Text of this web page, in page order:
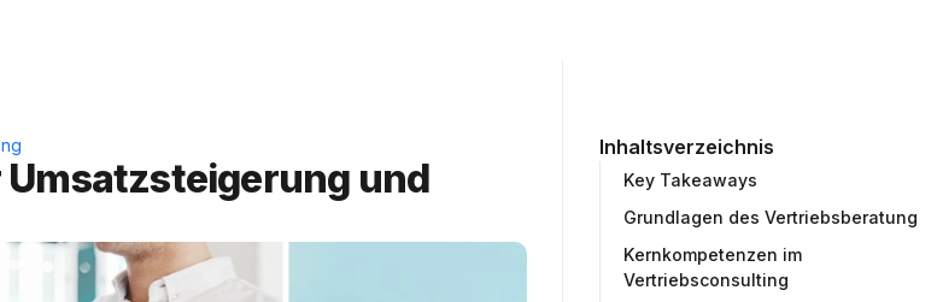
Inhaltsverzeichnis
Key Takeaways
Grundlagen des Vertriebsberatung
Kernkompetenzen im
Vertriebsconsulting
und